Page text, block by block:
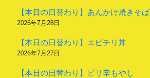
【本日の日替わり】あんかけ焼きそば
2026年7月28日
【本日の日替わり】エビチリ丼
2026年7月27日
【本日の日替わり】ピリ辛もやし